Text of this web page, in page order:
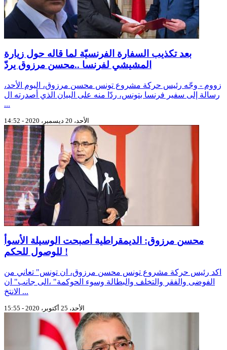
بعد تكذيب السفارة الفرنسيّة لما قاله حول زيارة
المشيشي لفرنسا ..محسن مرزوق يردّ
زووم - وجّه رئيس حركة مشروع تونس محسن مرزوق، اليوم الأحد،
رسالة إلى سفير فرنسا بتونس، ردّا منه على البيان الذي أصدرته ال
...
الأحد، 20 ديسمبر، 2020 - 14:52
محسن مرزوق: الديمقراطية أصبحت الوسيلة الأسوأ
للوصول للحكم !
اكد رئيس حركة مشروع تونس محسن مرزوق، ان تونس" تعاني من
الفوضى والفقر والتخلف والبطالة وسوء الحوكمة" ،الى جانب" ان
الانتخ ...
الأحد، 25 أكتوبر، 2020 - 15:55